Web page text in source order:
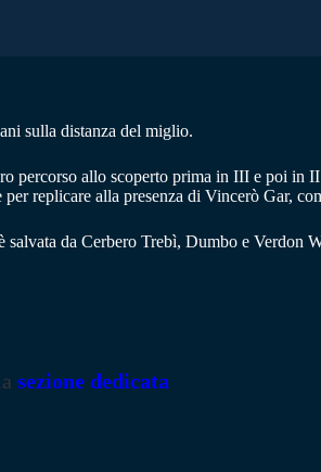
sulla distanza del miglio.
percorso allo scoperto prima in III e poi in
replicare alla presenza di Vincerò Gar,
da Cerbero Trebì, Dumbo e Verdon
sezione dedicata